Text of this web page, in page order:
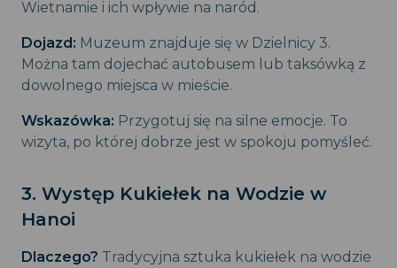
Wietnamie i ich wpływie na naród.
Dojazd: Muzeum znajduje się w Dzielnicy 3.
Można tam dojechać autobusem lub taksówką z
dowolnego miejsca w mieście.
Wskazówka: Przygotuj się na silne emocje. To
wizyta, po której dobrze jest w spokoju pomyśleć.
3. Występ Kukiełek na Wodzie w
Hanoi
Dlaczego? Tradycyjna sztuka kukiełek na wodzie